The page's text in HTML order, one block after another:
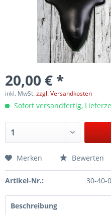
20,00 € *
inkl. MwSt.zzgl. Versandkosten
Sofort versandfertig,
Merken Bewerten
Artikel-Nr.: 30-40-
Beschreibung